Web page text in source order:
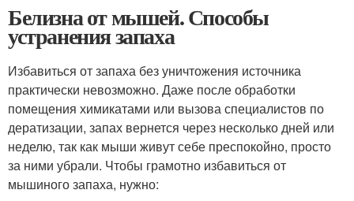
Белизна от мышей. Способы
устранения запаха
Избавиться от запаха без уничтожения источника
практически невозможно. Даже после обработки
помещения химикатами или вызова специалистов по
дератизации, запах вернется через несколько дней или
неделю, так как мыши живут себе преспокойно, просто
за ними убрали. Чтобы грамотно избавиться от
мышиного запаха, нужно: